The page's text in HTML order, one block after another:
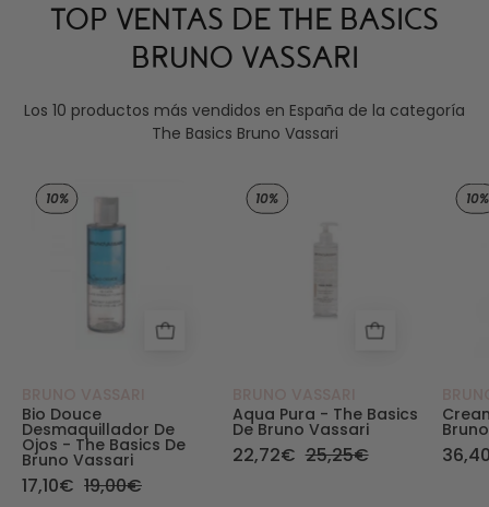
TOP VENTAS DE THE BASICS
BRUNO VASSARI
Los 10 productos más vendidos en España de la categoría
The Basics Bruno Vassari
Bio Douce desmaquillador de ojos - The Basics
10%
Bio Douce
Desmaquillador De
Ojos - The Basics De
Bruno Vassari
17,10€ 19,00€
Aqua Pura - The
10%
Aqua Pura - The Basics
De Bruno Vassari
22,72€ 25,25€
10%